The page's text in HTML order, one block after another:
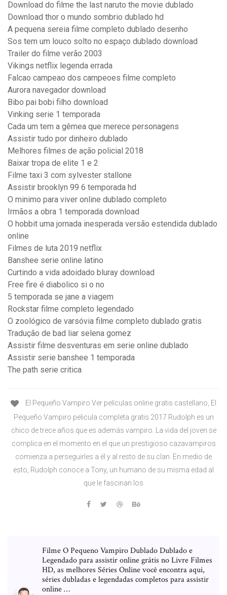
Download do filme the last naruto the movie dublado
Download thor o mundo sombrio dublado hd
A pequena sereia filme completo dublado desenho
Sos tem um louco solto no espaço dublado download
Trailer do filme verão 2003
Vikings netflix legenda errada
Falcao campeao dos campeoes filme completo
Aurora navegador download
Bibo pai bobi filho download
Vinking serie 1 temporada
Cada um tem a gêmea que merece personagens
Assistir tudo por dinheiro dublado
Melhores filmes de ação policial 2018
Baixar tropa de elite 1 e 2
Filme taxi 3 com sylvester stallone
Assistir brooklyn 99 6 temporada hd
O minimo para viver online dublado completo
Irmãos a obra 1 temporada download
O hobbit uma jornada inesperada versão estendida dublado
online
Filmes de luta 2019 netflix
Banshee serie online latino
Curtindo a vida adoidado bluray download
Free fire é diabolico si o no
5 temporada se jane a viagem
Rockstar filme completo legendado
O zoológico de varsóvia filme completo dublado gratis
Tradução de bad liar selena gomez
Assistir filme desventuras em serie online dublado
Assistir serie banshee 1 temporada
The path serie critica
El Pequeño Vampiro Ver películas online gratis castellano, El
Pequeño Vampiro pelicula completa gratis 2017 Rudolph es un
chico de trece años que es además vampiro. La vida del joven se
complica en el momento en el que un prestigioso cazavampiros
comienza a perseguirles a él y al resto de su clan. En medio de
esto, Rudolph conoce a Tony, un humano de su misma edad al
que le fascinan los
Filme O Pequeno Vampiro Dublado Dublado e
Legendado para assistir online grátis no Livre Filmes
HD, as melhores Séries Online você encontra aqui,
séries dubladas e legendadas completos para assistir
online …